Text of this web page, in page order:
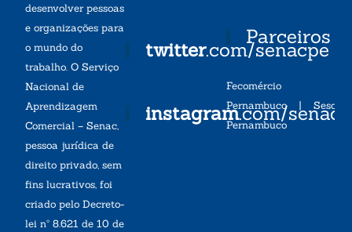
desenvolver pessoas
e organizações para
o mundo do
trabalho. O Serviço
Nacional de
Aprendizagem
Comercial – Senac,
pessoa jurídica de
direito privado, sem
fins lucrativos, foi
criado pelo Decreto-
lei nº 8.621 de 10 de
twitter.com/senacpe
instagram.com/
Parceiros
Fecomércio
Pernambuco| Sesc
Pernambuco